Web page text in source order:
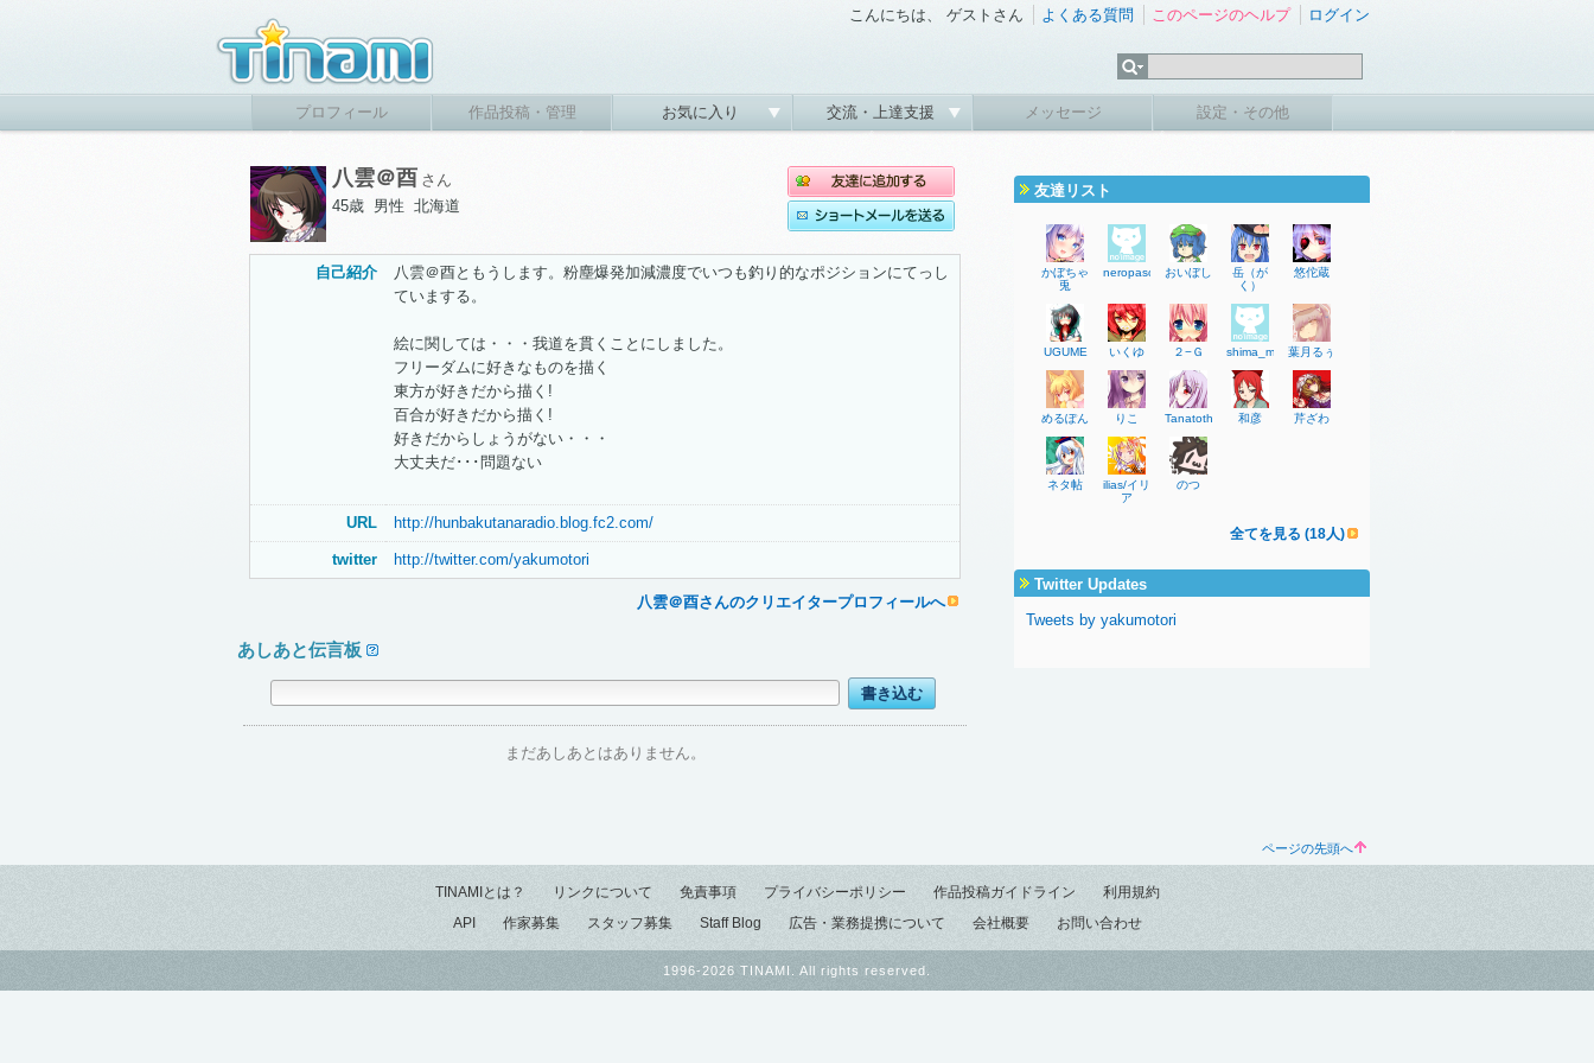
こんにちは、 ゲストさん よくある質問 このページのヘルプ ログイン
プロフィール 作品投稿・管理 お気に入り 交流・上達支援 メッセージ 設定・その他
八雲＠酉 さん
45歳 男性 北海道
自己紹介
八雲＠酉ともうします。粉塵爆発加減濃度でいつも釣り的なポジションにてっし
ていまする。
絵に関しては・・・我道を貫くことにしました。
フリーダムに好きなものを描く
東方が好きだから描く!
百合が好きだから描く!
好きだからしょうがない・・・
大丈夫だ･･･問題ない
URL http://hunbakutanaradio.blog.fc2.com/
twitter http://twitter.com/yakumotori
八雲＠酉さんのクリエイタープロフィールへ
あしあと伝言板
まだあしあとはありません。
友達リスト
かぼちゃ
兎
neropaso おいぼし
岳（が
く）
悠佗蔵
UGUME いくゆ ２−Ｇ shima_majin葉月るぅ
めるぽん りこ Tanatoth 和彦 芹ざわ
ネタ帖
ilias/イリ
ア
のつ
全てを見る (18人)
Twitter Updates
Tweets by yakumotori
ページの先頭へ
TINAMIとは？ リンクについて 免責事項 プライバシーポリシー 作品投稿ガイドライン
利用規約
API
作家募集 スタッフ募集 Staff Blog 広告・業務提携について 会社概要 お問い合わせ
1996-2026 TINAMI. All rights reserved.